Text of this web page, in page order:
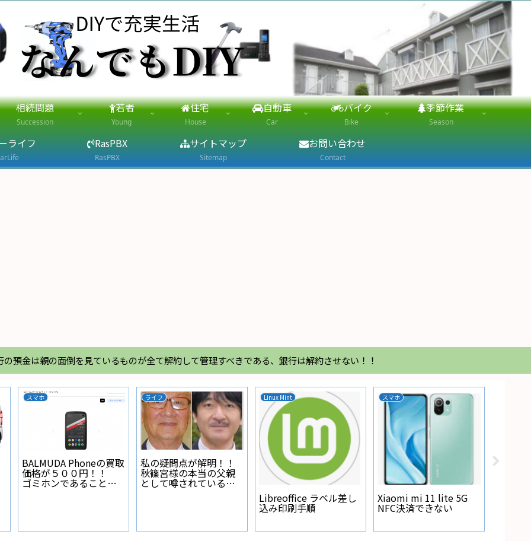
相続問題
Succession
若者
Young
住宅
House
自動車
Car
バイク
Bike
季節作業
Season
ライフ RasPBX
RasPBX
サイトマップ
Sitemap
お問い合わせ
Contact
預金は親の面倒を見ているものが全て解約して管理すべきである、銀行は解約させない！！
スマホ
BALMUDA Phoneの買取
価格が５００円！！
ゴミホンであることが
ライフ
私の疑問点が解明！！
秋篠宮様の本当の父親
として噂されている人
Linux Mint
Libreoffice ラベル差し
込み印刷手順
スマホ
Xiaomi mi 11 lite 5G
NFC決済できない